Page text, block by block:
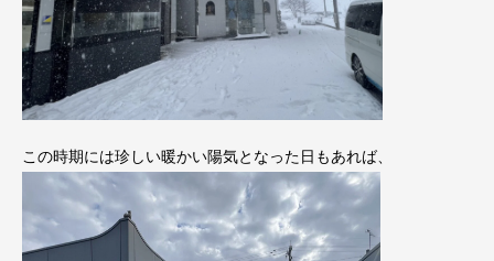
この時期には珍しい暖かい陽気となった日もあれば、